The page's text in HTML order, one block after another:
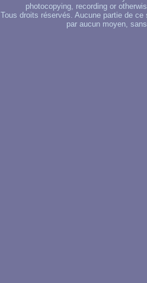
photocopying, recording or
Tous droits réservés. Aucune partie de
par aucun moyen,